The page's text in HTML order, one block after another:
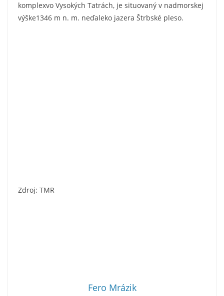
komplexvo Vysokých Tatrách, je situovaný v nadmorskej
výške1346 m n. m. neďaleko jazera Štrbské pleso.
Zdroj: TMR
Fero Mrázik